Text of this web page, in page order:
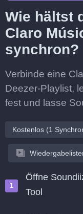
Wie hältst
Claro
synchron?
Verbinde eine
Deezer-Playlist,
fest und lasse
Kostenlos (1
Öffne
Tool